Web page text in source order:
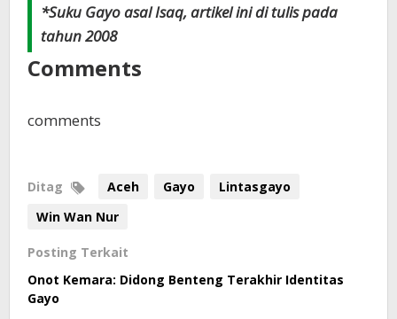
*Suku Gayo asal Isaq, artikel ini di tulis pada
tahun 2008
Comments
comments
Ditag Aceh Gayo
Lintasgayo
Win Wan Nur
Posting Terkait
Onot Kemara: Didong Benteng Terakhir Identitas
Gayo